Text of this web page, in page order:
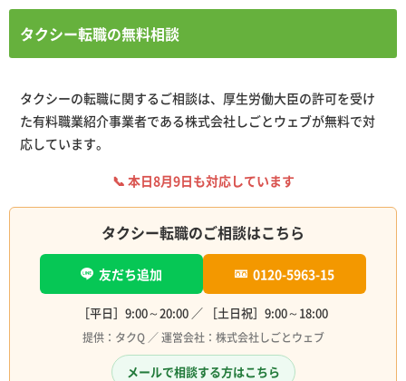
タクシー転職の無料相談
タクシーの転職に関するご相談は、厚生労働大臣の許可を受け
た有料職業紹介事業者である株式会社しごとウェブが無料で対
応しています。
📞 本日8月9日も対応しています
タクシー転職のご相談はこちら
友だち追加 0120-5963-15
［平日］9:00～20:00 ／ ［土日祝］9:00～18:00
提供：タクQ ／ 運営会社：株式会社しごとウェブ
メールで相談する方はこちら